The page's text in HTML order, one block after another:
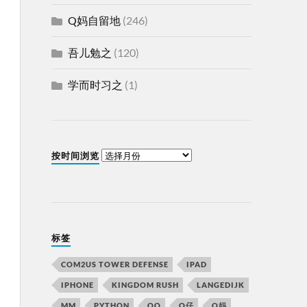
Q妈自留地(246)
吾儿勉之 (120)
学而时习之 (1)
按时间浏览
标签
COM2US TOWER DEFENSE IPAD
IPHONE KINGDOM RUSH LANGEDIJK